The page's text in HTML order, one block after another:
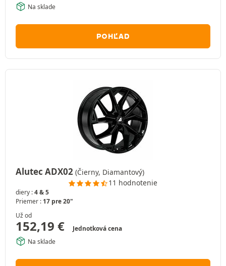
Na sklade
POHĽAD
Alutec ADX02 (Čierny, Diamantový)
11 hodnotenie
diery :4 & 5
Priemer : 17 pre 20"
Už od
152,19 €
Jednotková cena
Na sklade